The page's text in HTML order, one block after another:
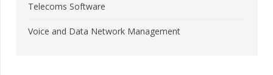
Telecoms Software
Voice and Data Network Management